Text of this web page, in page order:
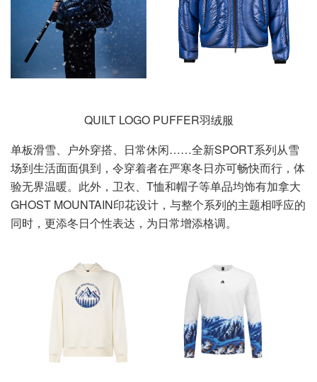
QUILT LOGO PUFFER羽绒服
单板滑雪、户外穿搭、日常休闲……全新SPORT系列从雪
场到生活面面俱到，令穿着者在严寒冬日亦可畅快而行，体
验无界温暖。此外，卫衣、T恤和帽子等单品均饰有加拿大
GHOST MOUNTAIN印花设计，与整个系列的主题相呼应的
同时，更添冬日个性表达，为日常增添格调。